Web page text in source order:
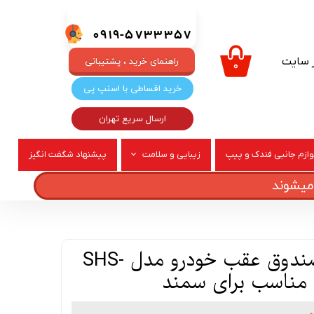
0919-5733357
سایت
جانبی فندک و پیپ زیبایی و سلامت پیشنهاد شگفت انگیز
۰
خرید اقساطی با اسنپ پی
ارسال سریع تهران
راهنمای خرید ، پشتیبانی
شاسی لای درب صندوق عقب خودرو مدل SHS-